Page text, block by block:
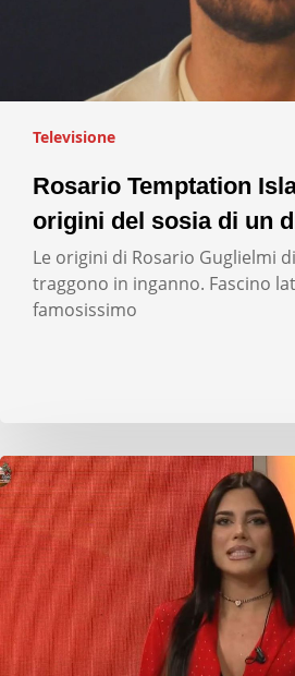
Televisione
Rosario Temptation
origini del sosia di un
Le origini di Rosario Guglielmi
traggono in inganno. Fascino
famosissimo